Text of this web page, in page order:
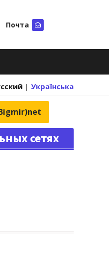
Почта
| Українська
сетях